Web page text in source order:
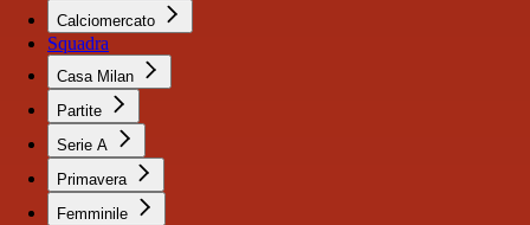
Calciomercato
Squadra
Casa Milan
Partite
Serie A
Primavera
Femminile